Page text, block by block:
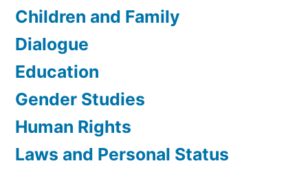
Children and Family
Dialogue
Education
Gender Studies
Human Rights
Laws and Personal Status